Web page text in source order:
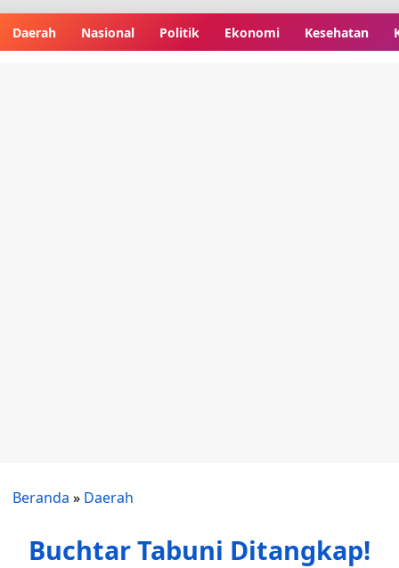
Daerah Nasional Politik Ekonomi Kesehatan
Beranda » Daerah
Buchtar Tabuni Ditangkap!